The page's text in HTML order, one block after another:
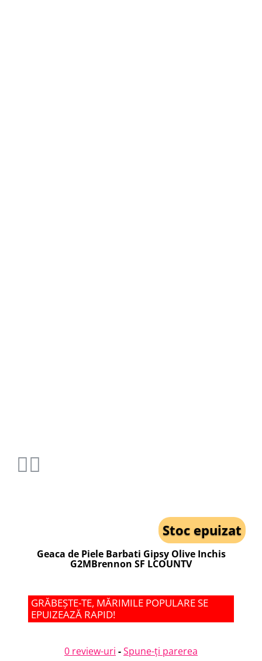
Stoc epuizat
Geaca de Piele Barbati Gipsy Olive Inchis
G2MBrennon SF LCOUNTV
GRĂBEȘTE-TE, MĂRIMILE POPULARE SE
EPUIZEAZĂ RAPID!
0 review-uri -Spune-ţi parerea